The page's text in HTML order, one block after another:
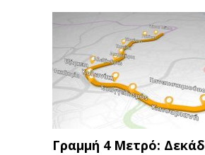
Γραμμή 4 Μετρό: